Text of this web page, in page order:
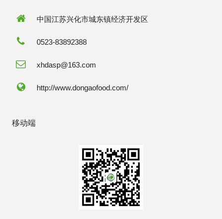
中国江苏兴化市城东镇经济开发区
0523-83892388
xhdasp@163.com
http://www.dongaofood.com/
移动端